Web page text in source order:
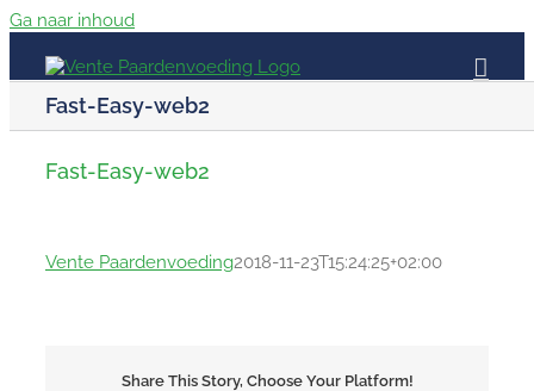
Ga naar inhoud
Fast-Easy-web2
Fast-Easy-web2
Vente Paardenvoeding2018-11-23T15:24:25+02:00
Share This Story, Choose Your Platform!